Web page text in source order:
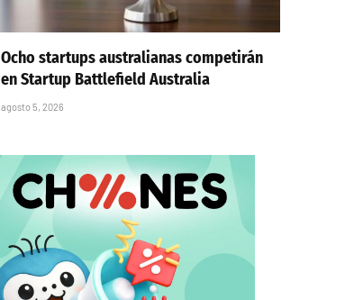
Ocho startups australianas competirán
en Startup Battlefield Australia
agosto 5, 2026